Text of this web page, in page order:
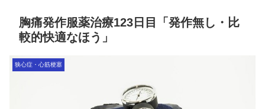
胸痛発作服薬治療123日目「発作無し・比
較的快適なほう」
狭心症・心筋梗塞